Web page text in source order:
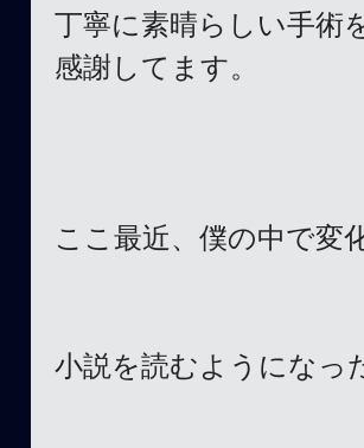
丁寧に素晴らしい手術
感謝してます。
ここ最近、僕の中で変
小説を読むようになっ